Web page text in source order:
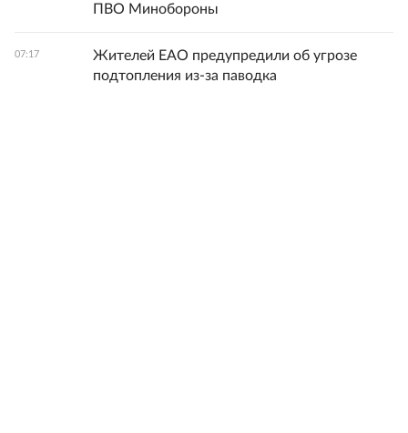
ПВО Минобороны
07:17
Жителей ЕАО предупредили об угрозе
подтопления из-за паводка